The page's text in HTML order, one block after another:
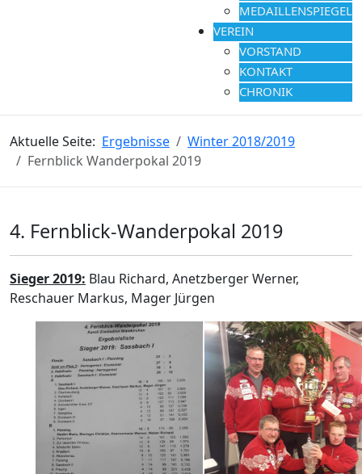
MEDAILLENSPIEGEL
VEREIN
VORSTAND
KONTAKT
CHRONIK
Aktuelle Seite: Ergebnisse
Winter 2018/2019
Fernblick Wanderpokal 2019
4. Fernblick-Wanderpokal 2019
Sieger 2019: Blau Richard, Anetzberger Werner,
Reschauer Markus, Mager Jürgen